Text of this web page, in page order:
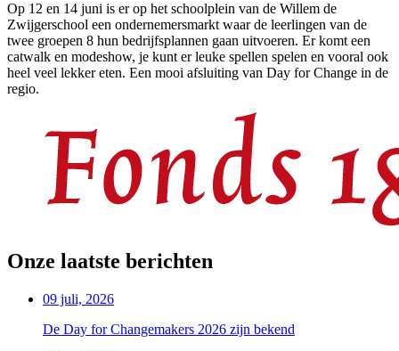
Op 12 en 14 juni is er op het schoolplein van de Willem de
Zwijgerschool een ondernemersmarkt waar de leerlingen van de
twee groepen 8 hun bedrijfsplannen gaan uitvoeren. Er komt een
catwalk en modeshow, je kunt er leuke spellen spelen en vooral ook
heel veel lekker eten. Een mooi afsluiting van Day for Change in de
regio.
Onze laatste berichten
09 juli, 2026
De Day for Changemakers 2026 zijn bekend